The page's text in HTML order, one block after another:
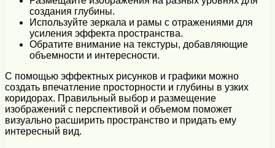
создания глубины.
Используйте зеркала и рамы с отражениями для
усиления эффекта пространства.
Обратите внимание на текстуры, добавляющие
объемности и интересности.
С помощью эффектных рисунков и графики можно
создать впечатление просторности и глубины в узких
коридорах. Правильный выбор и размещение
изображений с перспективой и объемом поможет
визуально расширить пространство и придать ему
интересный вид.